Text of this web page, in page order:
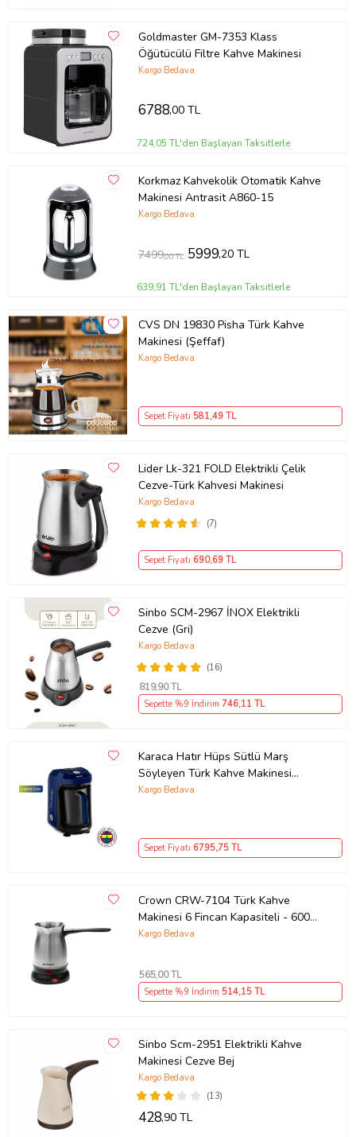
Goldmaster GM-7353 Klass
Öğütücülü Filtre Kahve Makinesi
Kargo Bedava
6788,00 TL
724,05 TL'den Başlayan Taksitlerle
Korkmaz Kahvekolik Otomatik Kahve
Makinesi Antrasit A860-15
Kargo Bedava
7499,00 TL 5999,20 TL
639,91 TL'den Başlayan Taksitlerle
CVS DN 19830 Pisha Türk Kahve
Makinesi (Şeffaf)
Kargo Bedava
Sepet Fiyatı 581,49 TL
Lider Lk-321 FOLD Elektrikli Çelik
Cezve-Türk Kahvesi Makinesi
(7)
Kargo Bedava
Sepet Fiyatı 690,69 TL
Sinbo SCM-2967 İNOX Elektrikli
Cezve (Gri)
(16)
Kargo Bedava
819,90 TL
Sepette %9 İndirim 746,11 TL
Karaca Hatır Hüps Sütlü Marş
Söyleyen Türk Kahve Makinesi
Fenerbahçe Lisanslı
Kargo Bedava
Sepet Fiyatı 6795,75 TL
Crown CRW-7104 Türk Kahve
Makinesi 6 Fincan Kapasiteli - 600
W (Gri)
Kargo Bedava
565,00 TL
Sepette %9 İndirim 514,15 TL
Sinbo Scm-2951 Elektrikli Kahve
Makinesi Cezve Bej
(13)
Kargo Bedava
428,90 TL